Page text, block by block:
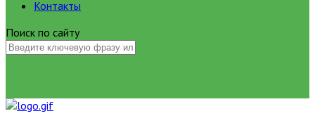
Контакты
Поиск по сайту